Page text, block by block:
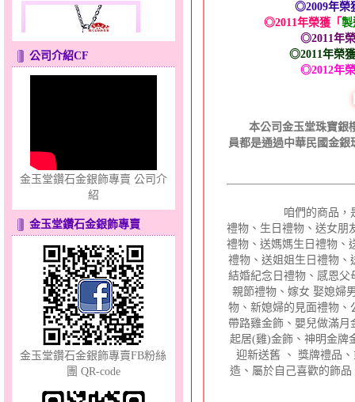
只愛你～男黃金戒指
公司介紹CF
金玉堂鑽石金銀飾專賣 公司介
紹
金玉堂鑽石金銀飾專賣
金玉堂鑽石金銀飾專賣FB粉絲
團 QR-code
◎2009年榮
◎2011年榮獲「 製
◎2011年
◎2011年榮
◎2012年
本公司金玉堂珠寶銀
員都是通過中華民國金
咱們的商品，是包
禮物、生日禮物、送女朋
禮物、送媽媽生日禮物、
禮物、送姐姐生日禮物、
結婚紀念日禮物、感恩父
親節禮物、嫁女 娶媳婦
物、新媳婦的見面禮物、
帶路雞金飾、嬰兒做滿月
起居(雞)金飾、神明金牌
迎新送舊 、 獎牌禮品
造、屬於自己喜歡的飾